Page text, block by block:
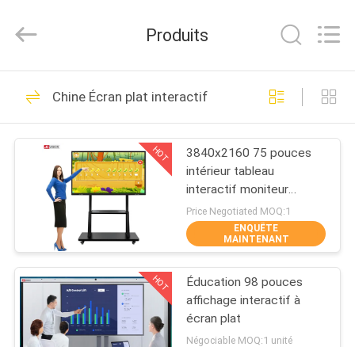
MAISON
PRODUITS
PROPOS
NOUS
Interactive
Technology
All
Reserved.
Affichage extérieur
de Signage de
Digital
40
Affichage numérique
d'affichage intérieur
105
Produits
Chine Écran plat interactif
HOT
3840x2160 75 pouces
intérieur tableau
interactif moniteur
infrarouge RoHS
Price Negotiated MOQ:1
ENQUÊTE
MAINTENANT
HOT
Éducation 98 pouces
affichage interactif à
écran plat
Négociable MOQ:1 unité